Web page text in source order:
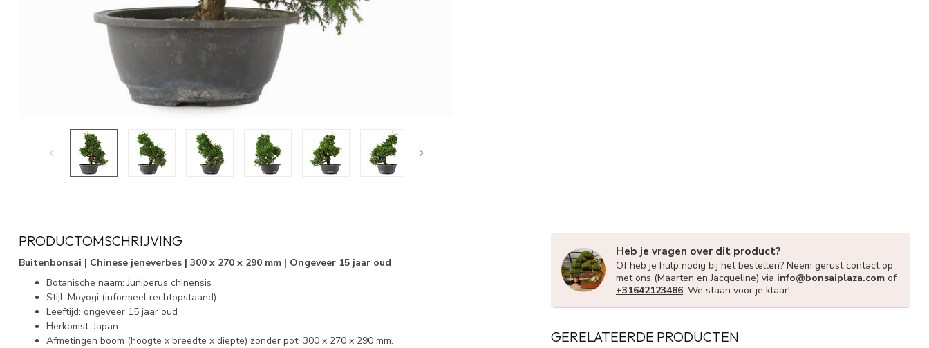
PRODUCTOMSCHRIJVING
Buitenbonsai | Chinese jeneverbes | 300 x 270 x 290 mm | Ongeveer 15 jaar oud
Botanische naam: Juniperus chinensis
Stijl: Moyogi (informeel rechtopstaand)
Leeftijd: ongeveer 15 jaar oud
Herkomst: Japan
Afmetingen boom (hoogte x breedte x diepte) zonder pot: 300 x 270 x 290 mm.
Heb je vragen over dit product?
Of heb je hulp nodig bij het bestellen? Neem gerust contact op
met ons (Maarten en Jacqueline) via info@bonsaiplaza.com of
+31642123486. We staan voor je klaar!
GERELATEERDE PRODUCTEN